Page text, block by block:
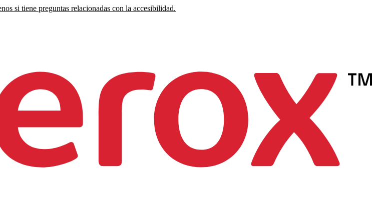
si tiene preguntas relacionadas con la accesibilidad.